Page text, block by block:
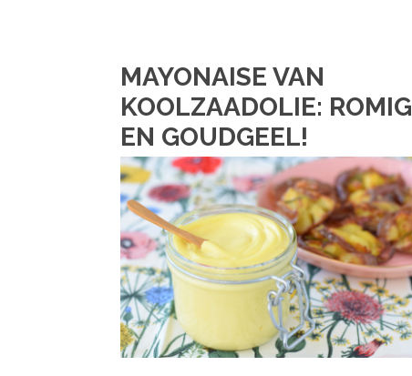
MAYONAISE VAN
KOOLZAADOLIE: ROMIG
EN GOUDGEEL!